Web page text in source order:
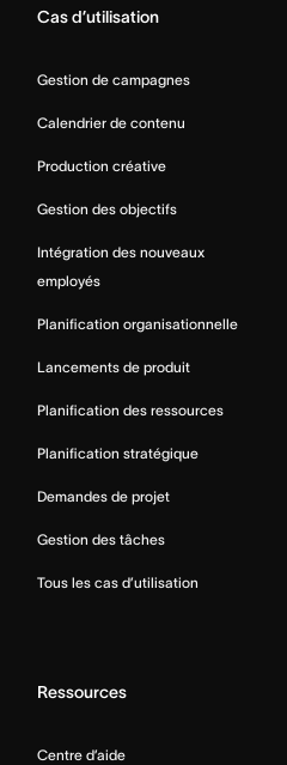
Cas d’utilisation
Gestion de campagnes
Calendrier de contenu
Production créative
Gestion des objectifs
Intégration des nouveaux
employés
Planification organisationnelle
Lancements de produit
Planification des ressources
Planification stratégique
Demandes de projet
Gestion des tâches
Tous les cas d’utilisation
Ressources
Centre d’aide